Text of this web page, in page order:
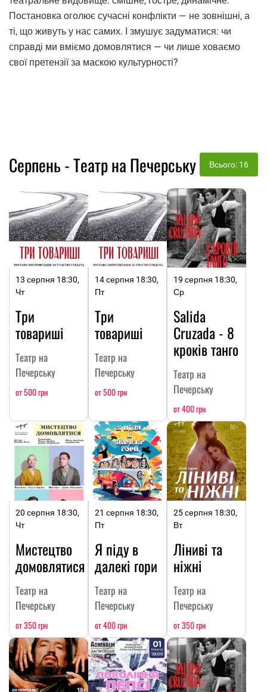
Постановка оголює сучасні конфлікти — не зовнішні, а
ті, що живуть у нас самих. І змушує задуматися: чи
справді ми вміємо домовлятися — чи лише ховаємо
свої претензії за маскою культурності?
Серпень - Театр на Печерську Всього: 16
13 серпня 18:30,
Чт
Три
товариші
Театр на
Печерську
от 500 грн
14 серпня 18:30,
Пт
Три
товариші
Театр на
Печерську
от 500 грн
19 серпня 18:30,
Ср
Salida
Cruzada - 8
кроків танго
Театр на
Печерську
от 400 грн
20 серпня 18:30,
Чт
Мистецтво
домовлятися
Театр на
Печерську
от 350 грн
21 серпня 18:30,
Пт
Я піду в
далекі гори
Театр на
Печерську
от 400 грн
25 серпня 18:30,
Вт
Ліниві та
ніжні
Театр на
Печерську
от 350 грн